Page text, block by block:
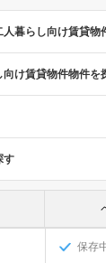
暮らし向け賃貸物
け賃貸物件物件を
す
保存